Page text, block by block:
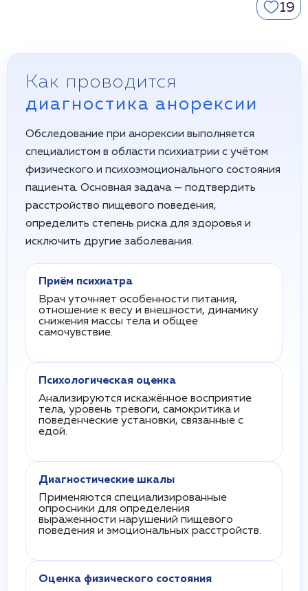
19
Как проводится
диагностика анорексии
Обследование при анорексии выполняется
специалистом в области психиатрии с учётом
физического и психоэмоционального состояния
пациента. Основная задача — подтвердить
расстройство пищевого поведения,
определить степень риска для здоровья и
исключить другие заболевания.
Приём психиатра
Врач уточняет особенности питания,
отношение к весу и внешности, динамику
снижения массы тела и общее
самочувствие.
Психологическая оценка
Анализируются искажённое восприятие
тела, уровень тревоги, самокритика и
поведенческие установки, связанные с
едой.
Диагностические шкалы
Применяются специализированные
опросники для определения
выраженности нарушений пищевого
поведения и эмоциональных расстройств.
Оценка физического состояния